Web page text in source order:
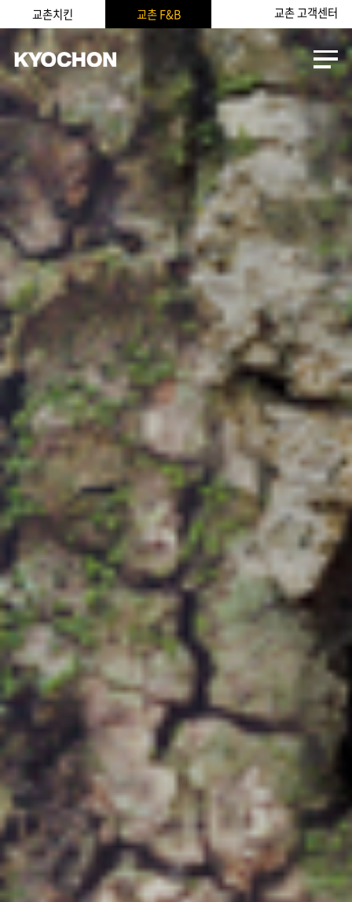
교촌치킨 교촌 F&B 교촌 고객센터